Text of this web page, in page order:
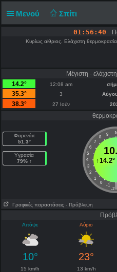
Μενού Σπίτι
01:56:40
Κυρίως αίθριος. Ελάχιστη
Μέγιστη -
14.2°
12:08 am
35.3°
3
38.3°
27 Ιούν
Φαρενάιτ
51.3°
Υγρασία
79% ↑
9
8
7
6
5
4
3
2
1
0
-1 |
-2
↑14.2°
Γραφικές παραστάσεις - Πρόβλεψη
Απόψε
Αύριο
10° 23°
15 km/h 13 km/h